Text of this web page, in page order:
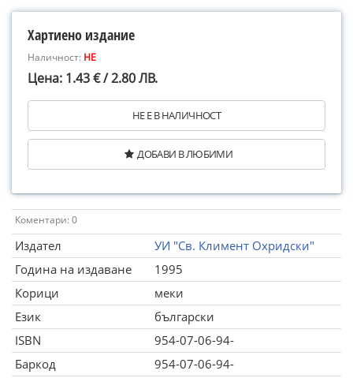
Хартиено издание
Наличност: НЕ
Цена: 1.43 € / 2.80 ЛВ.
НЕ Е В НАЛИЧНОСТ
ДОБАВИ В ЛЮБИМИ
Коментари: 0
Издател
УИ "Св. Климент Охридски"
Година на издаване
1995
Корици
меки
Език
български
ISBN
954-07-06-94-
Баркод
954-07-06-94-